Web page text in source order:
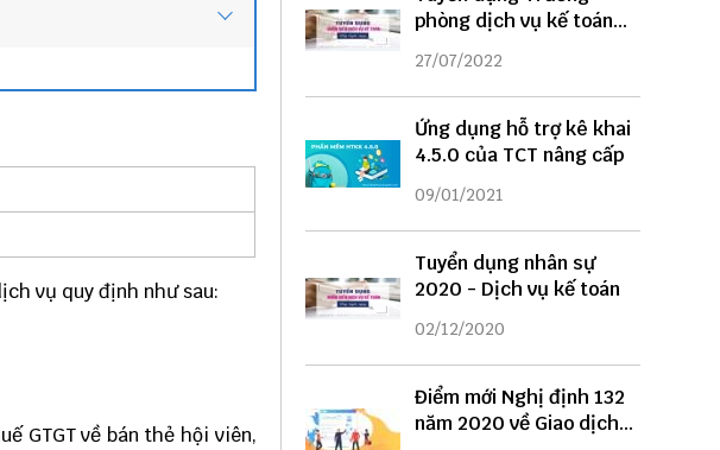
vụ quy định như sau:
GTGT về bán thẻ hội viên,
phòng dịch vụ kế toán
năm 2022
27/07/2022
Ứng dụng hỗ trợ kê khai
4.5.0 của TCT nâng cấp
09/01/2021
Tuyển dụng nhân sự
2020 - Dịch vụ kế toán
02/12/2020
Điểm mới Nghị định 132
năm 2020 về Giao dịch